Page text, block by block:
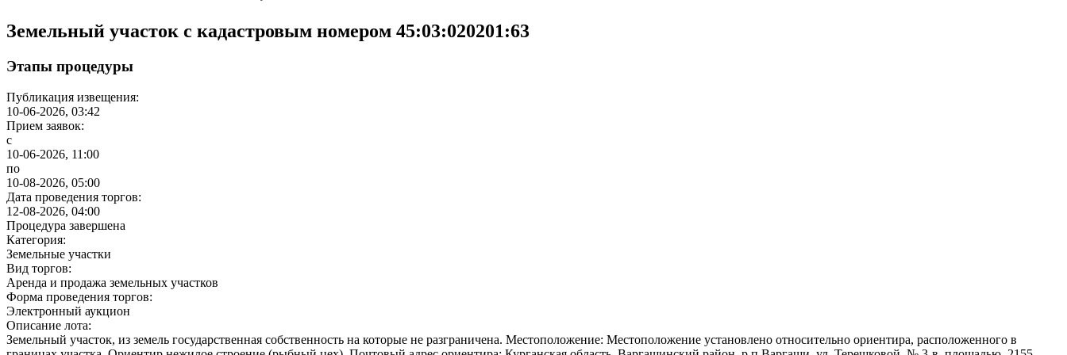
Земельный участок с кадастровым номером 45:03:020201:63
Этапы процедуры
Публикация извещения:
10-06-2026, 03:42
Прием заявок:
с
10-06-2026, 11:00
по
10-08-2026, 05:00
Дата проведения торгов:
12-08-2026, 04:00
Процедура завершена
Категория:
Земельные участки
Вид торгов:
Аренда и продажа земельных участков
Форма проведения торгов:
Электронный аукцион
Описание лота:
Земельный участок, из земель государственная собственность на которые не разграничена. Местоположение: Местоположение установлено относительно ориентира, расположенного в